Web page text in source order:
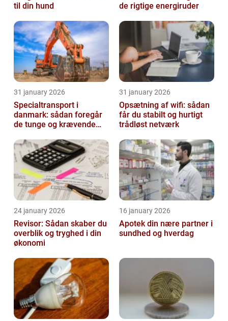
til din hund
de rigtige energiruder
31 january 2026
Specialtransport i
danmark: sådan foregår
de tunge og krævende
31 january 2026
Opsætning af wifi: sådan
får du stabilt og hurtigt
trådløst netværk
24 january 2026
Revisor: Sådan skaber du
overblik og tryghed i din
økonomi
16 january 2026
Apotek din nære partner i
sundhed og hverdag